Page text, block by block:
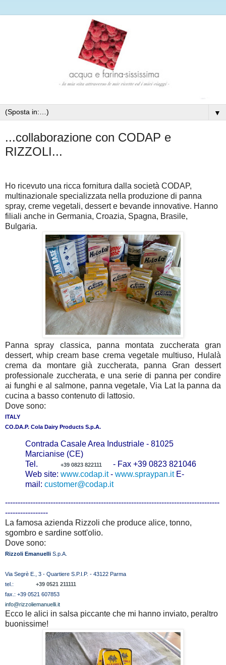
▼
...collaborazione con CODAP e
RIZZOLI...
Ho ricevuto una ricca fornitura dalla società CODAP,
mu ltinazionale specializzata nella produzione di panna
spray, creme vegetali, dessert e bevande innovative. Hanno
filiali anche in Germania, Croazia, Spagna, Brasile,
Bulgaria.
Panna spray classica, panna montata zuccherata gran
dessert, whip cream base crema vegetale multiuso, Hulalà
crema da montare già zuccherata, panna Gran dessert
professionale zuccherata, e una serie di panna per condire
ai funghi e al salmone, panna vegetale, Via Lat la panna da
cucina a basso contenuto di lattosio.
Dove sono:
ITALY
CO.DA.P. Cola Dairy Products S.p.A.
Contrada Casale Area Industriale - 81025
Marcianise (CE)
Tel.
+39 0823 822111
- Fax +39 0823 821046
Web site: www.codap.it- www.spraypan.it E-
mail: customer@codap.it
-------------------------------------------------------------------------------------
-----------------
La famosa azienda Rizzoli che produce alice, tonno,
sgombro e sardine sott'olio.
Dove sono:
Rizzoli Emanuelli S.p.A.
Via Segrè E., 3 - Quartiere S.P.I.P. - 43122 Parma
tel.:
+39 0521 211111
fax.: +39 0521 607853
info@rizzoliemanuelli.it
Ecco le alici in salsa piccante che mi hanno inviato, peraltro
buonissime!